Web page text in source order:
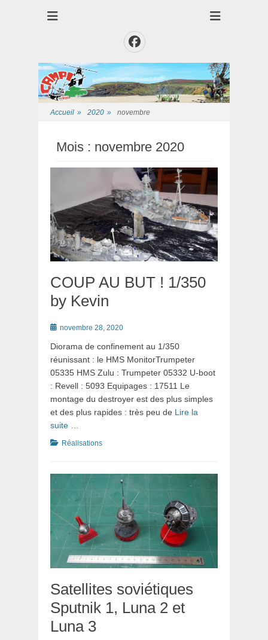
Club CAMPI
Facebook
Accueil » 2020 » novembre
Mois : novembre 2020
COUP AU BUT ! 1/350
by Kevin
Posténovembre 28, 2020
Diorama de confinement au 1/350
réunissant : le HMS MonitorTrumpeter
05335 HMS Zulu : Trumpeter 05332 U-boot
: Revell : 5093 Equipages : 17511 Le
montage du destroyer est des plus simples
et des plus rapides : très peu de Lire la
suite …
Catégories
Réalisations
Satellites soviétiques
Sputnik 1, Luna 2 et
Luna 3